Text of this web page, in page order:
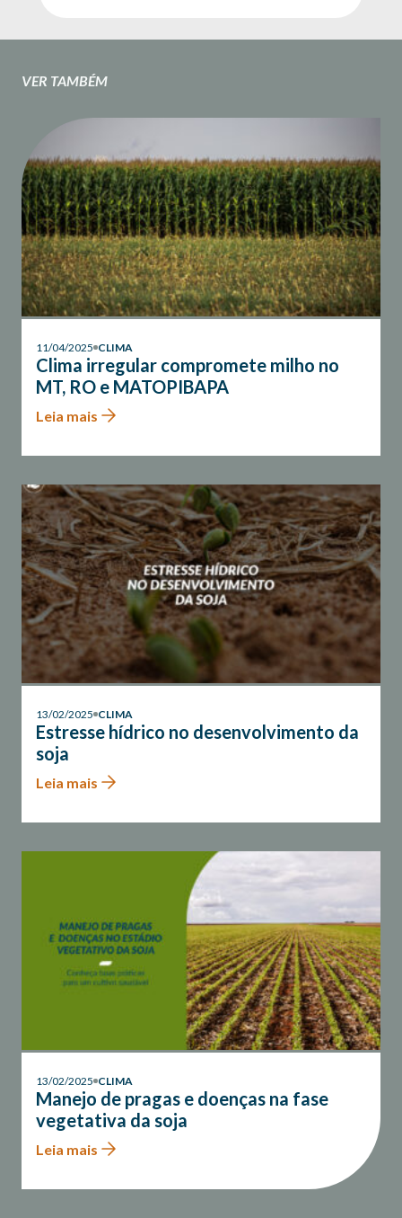
VER TAMBÉM
11/04/2025 CLIMA
Clima irregular compromete milho no
MT, RO e MATOPIBAPA
Leia mais
13/02/2025 CLIMA
Estresse hídrico no desenvolvimento da
soja
Leia mais
13/02/2025 CLIMA
Manejo de pragas e doenças na fase
vegetativa da soja
Leia mais